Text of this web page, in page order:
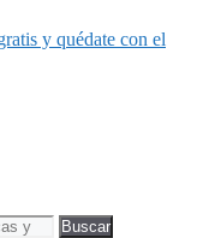
y quédate con el
Buscar